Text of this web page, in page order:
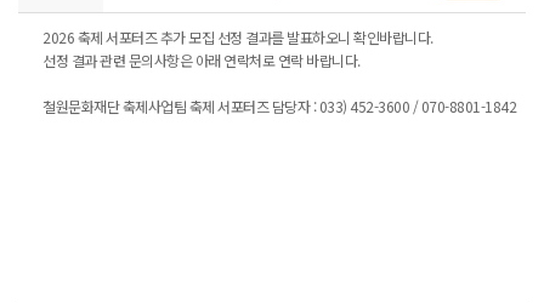
2026 축제 서포터즈 추가 모집 선정 결과를 발표하오니 확인바랍니다.
선정 결과 관련 문의사항은 아래 연락처로 연락 바랍니다.
철원문화재단 축제사업팀 축제 서포터즈 담당자 : 033) 452-3600 / 070-8801-1842